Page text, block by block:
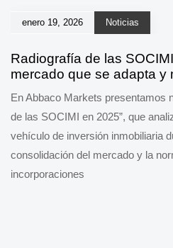
enero 19, 2026 Noticias
Radiografía de las
mercado que se adapta y
En Abbaco Markets presentamos
de las SOCIMI en 2025”, que
vehículo de inversión inmobiliaria
consolidación del mercado y la
incorporaciones